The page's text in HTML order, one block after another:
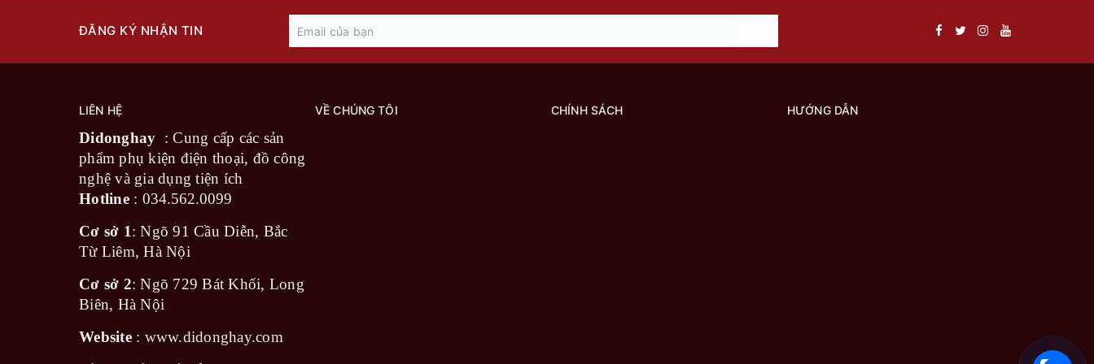
POPMAX
YI
Kami
Smart LIGHT
EDKM
Kuscheln
SAMSUNG
MONSTER
LG
NIYE
HOCO
EASY POWER
ĐĂNG KÝ NHẬN TIN
LIÊN HỆ
Didonghay : Cung cấp các sản
phẩm phụ kiện điện thoại, đồ công
nghệ và gia dụng tiện ích
Hotline: 034.562.0099
Cơ sở 1: Ngõ 91 Cầu Diễn, Bắc
Từ Liêm, Hà Nội
Cơ sở 2: Ngõ 729 Bát Khối, Long
Biên, Hà Nội
Website: www.didonghay.com
VỀ CHÚNG TÔI CHÍNH SÁCH HƯỚNG DẪN